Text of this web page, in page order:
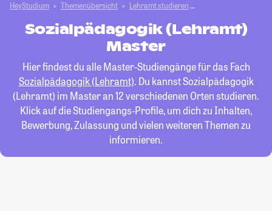
HeyStudium Themenübersicht Lehramt studieren
Sozialpädagogik (Lehramt)
Master
Hier findest du alle Master-Studiengänge für das Fach
Sozialpädagogik (Lehramt). Du kannst Sozialpädagogik
(Lehramt) im Master an 12 verschiedenen Orten studieren.
Klick auf die Studiengangs-Profile, um dich zu Inhalten,
Bewerbung, Zulassung und vielen weiteren Themen zu
informieren.